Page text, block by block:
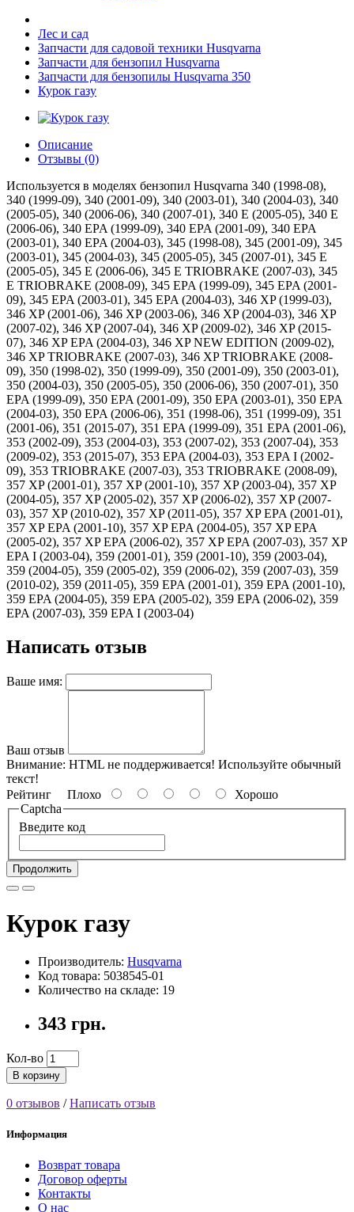
Лес и сад
Запчасти для садовой техники Husqvarna
Запчасти для бензопил Husqvarna
Запчасти для бензопилы Husqvarna 350
Курок газу
Описание
Отзывы (0)
Используется в моделях бензопил Husqvarna 340 (1998-08),
340 (1999-09), 340 (2001-09), 340 (2003-01), 340 (2004-03), 340
(2005-05), 340 (2006-06), 340 (2007-01), 340 E (2005-05), 340 E
(2006-06), 340 EPA (1999-09), 340 EPA (2001-09), 340 EPA
(2003-01), 340 EPA (2004-03), 345 (1998-08), 345 (2001-09), 345
(2003-01), 345 (2004-03), 345 (2005-05), 345 (2007-01), 345 E
(2005-05), 345 E (2006-06), 345 E TRIOBRAKE (2007-03), 345
E TRIOBRAKE (2008-09), 345 EPA (1999-09), 345 EPA (2001-
09), 345 EPA (2003-01), 345 EPA (2004-03), 346 XP (1999-03),
346 XP (2001-06), 346 XP (2003-06), 346 XP (2004-03), 346 XP
(2007-02), 346 XP (2007-04), 346 XP (2009-02), 346 XP (2015-
07), 346 XP EPA (2004-03), 346 XP NEW EDITION (2009-02),
346 XP TRIOBRAKE (2007-03), 346 XP TRIOBRAKE (2008-
09), 350 (1998-02), 350 (1999-09), 350 (2001-09), 350 (2003-01),
350 (2004-03), 350 (2005-05), 350 (2006-06), 350 (2007-01), 350
EPA (1999-09), 350 EPA (2001-09), 350 EPA (2003-01), 350 EPA
(2004-03), 350 EPA (2006-06), 351 (1998-06), 351 (1999-09), 351
(2001-06), 351 (2015-07), 351 EPA (1999-09), 351 EPA (2001-06),
353 (2002-09), 353 (2004-03), 353 (2007-02), 353 (2007-04), 353
(2009-02), 353 (2015-07), 353 EPA (2004-03), 353 EPA I (2002-
09), 353 TRIOBRAKE (2007-03), 353 TRIOBRAKE (2008-09),
357 XP (2001-01), 357 XP (2001-10), 357 XP (2003-04), 357 XP
(2004-05), 357 XP (2005-02), 357 XP (2006-02), 357 XP (2007-
03), 357 XP (2010-02), 357 XP (2011-05), 357 XP EPA (2001-01),
357 XP EPA (2001-10), 357 XP EPA (2004-05), 357 XP EPA
(2005-02), 357 XP EPA (2006-02), 357 XP EPA (2007-03), 357 XP
EPA I (2003-04), 359 (2001-01), 359 (2001-10), 359 (2003-04),
359 (2004-05), 359 (2005-02), 359 (2006-02), 359 (2007-03), 359
(2010-02), 359 (2011-05), 359 EPA (2001-01), 359 EPA (2001-10),
359 EPA (2004-05), 359 EPA (2005-02), 359 EPA (2006-02), 359
EPA (2007-03), 359 EPA I (2003-04)
Написать отзыв
Ваше имя:
Ваш отзыв
Внимание: HTML не поддерживается! Используйте обычный
текст!
Рейтинг Плохо
Хорошо
Captcha
Введите код
Продолжить
Курок газу
Производитель: Husqvarna
Код товара: 5038545-01
Количество на складе: 19
343 грн.
Кол-во
В корзину
0 отзывов /Написать отзыв
Информация
Возврат товара
Договор оферты
Контакты
О нас